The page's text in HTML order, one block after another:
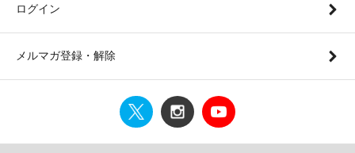
ログイン
メルマガ登録・解除